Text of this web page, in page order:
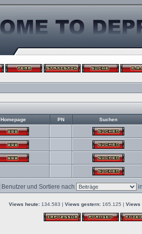
Homepage PN Suchen
Benutzer und Sortiere nach in
Views heute: 134.583 | Views gestern: 165.125 | Views